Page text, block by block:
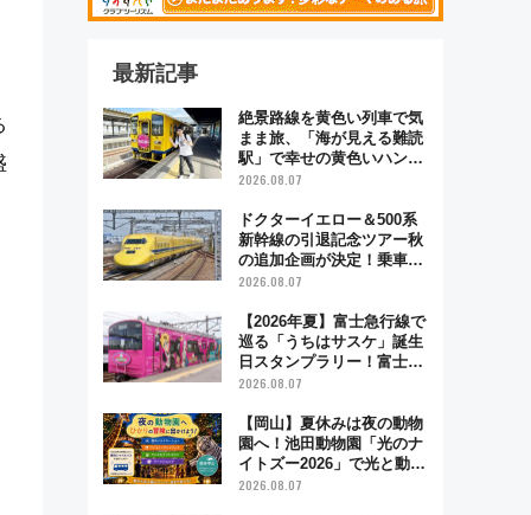
最新記事
絶景路線を黄色い列車で気
まま旅、「海が見える難読
駅」で幸せの黄色いハンカ
チに願いを 「新・鉄道ひ
「島原鉄道」
2026.08.07
ドクターイエロー＆500系
新幹線の引退記念ツアー秋
の追加企画が決定！乗車体
験やグッズ・ホテル情報ま
2026.08.07
【2026年夏】富士急行線で
巡る「うちはサスケ」誕生
日スタンプラリー！富士急
ハイランド限定グルメ＆グ
2026.08.07
【岡山】夏休みは夜の動物
園へ！池田動物園「光のナ
イトズー2026」で光と動物
が彩る特別な夜
2026.08.07